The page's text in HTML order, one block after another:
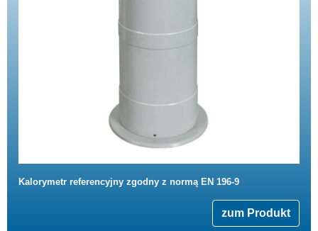
Kalorymetr referencyjny zgodny z normą EN 196-9
zum Produkt